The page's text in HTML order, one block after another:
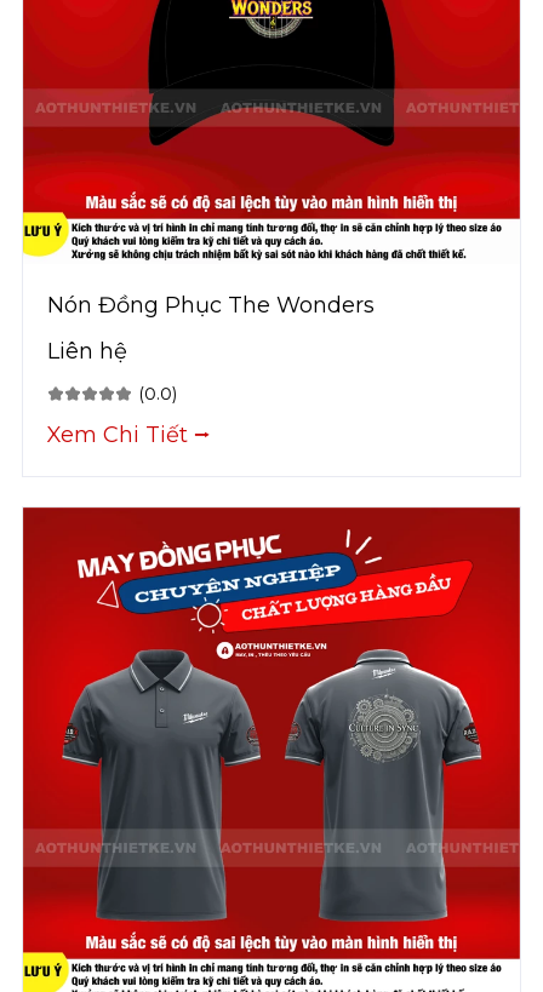
Nón Đồng Phục The Wonders
Liên hệ
(0.0)
Xem Chi Tiết ⭢